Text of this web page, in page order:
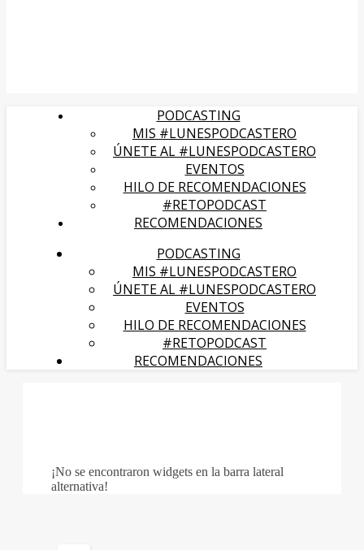
PODCASTING
MIS #LUNESPODCASTERO
ÚNETE AL #LUNESPODCASTERO
EVENTOS
HILO DE RECOMENDACIONES
#RETOPODCAST
RECOMENDACIONES
PODCASTING
MIS #LUNESPODCASTERO
ÚNETE AL #LUNESPODCASTERO
EVENTOS
HILO DE RECOMENDACIONES
#RETOPODCAST
RECOMENDACIONES
¡No se encontraron widgets en la barra lateral
alternativa!